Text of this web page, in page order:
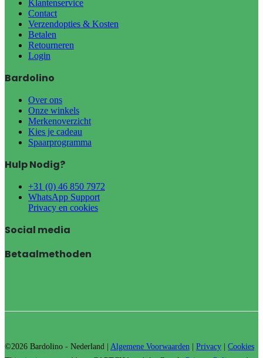
Klantenservice
Contact
Verzendopties & Kosten
Betalen
Retourneren
Login
Bardolino
Over ons
Onze winkels
Merkenoverzicht
Kies je cadeau
Spaarprogramma
Hulp Nodig?
+31 (0) 46 850 7972
WhatsApp Support
Privacy en cookies
Social media
Betaalmethoden
©2026 Bardolino - Nederland | Algemene Voorwaarden Privacy
Cookies